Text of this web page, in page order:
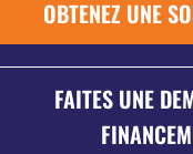
OBTENEZ UNE
FAITES UNE